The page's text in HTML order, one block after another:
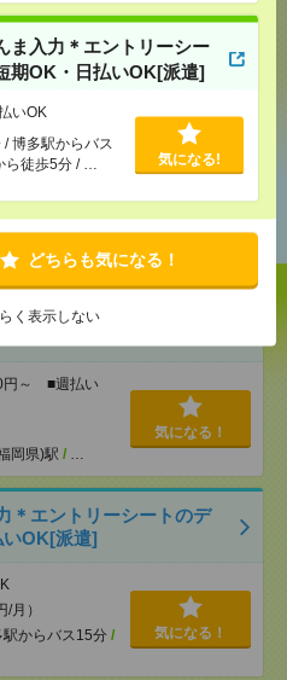
ま入力＊エントリーシー
期OK・日払いOK[派遣]
いOK
博多駅からバス
ら徒歩5分 / …
気になる!
どちらも気になる！
く表示しない
LINEで送る
施設で身の回りのお手
円～ ■週払い
岡県)駅 / …
気になる！
＊エントリーシートのデ
OK[派遣]
月）
駅からバス15分 /
気になる！